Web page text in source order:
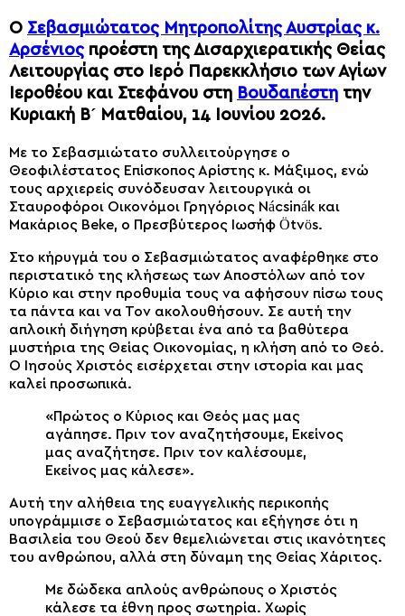
Ο Σεβασμιώτατος Μητροπολίτης Αυστρίας κ.
Αρσένιος προέστη της Δισαρχιερατικής Θείας
Λειτουργίας στο Ιερό Παρεκκλήσιο των Αγίων
Ιεροθέου και Στεφάνου στη Βουδαπέστη την
Κυριακή Β´ Ματθαίου, 14 Ιουνίου 2026.
Με το Σεβασμιώτατο συλλειτούργησε ο
Θεοφιλέστατος Επίσκοπος Αρίστης κ. Μάξιμος, ενώ
τους αρχιερείς συνόδευσαν λειτουργικά οι
Σταυροφόροι Οικονόμοι Γρηγόριος Nácsinák και
Μακάριος Beke, ο Πρεσβύτερος Ιωσήφ Ötvös.
Στο κήρυγμά του ο Σεβασμιώτατος αναφέρθηκε στο
περιστατικό της κλήσεως των Αποστόλων από τον
Κύριο και στην προθυμία τους να αφήσουν πίσω τους
τα πάντα και να Τον ακολουθήσουν. Σε αυτή την
απλοική διήγηση κρύβεται ένα από τα βαθύτερα
μυστήρια της Θείας Οικονομίας, η κλήση από το Θεό.
Ο Ιησούς Χριστός εισέρχεται στην ιστορία και μας
καλεί προσωπικά.
«Πρώτος ο Κύριος και Θεός μας μας
αγάπησε. Πριν τον αναζητήσουμε, Εκείνος
μας αναζήτησε. Πριν τον καλέσουμε,
Εκείνος μας κάλεσε».
Αυτή την αλήθεια της ευαγγελικής περικοπής
υπογράμμισε ο Σεβασμιώτατος και εξήγησε ότι η
Βασιλεία του Θεού δεν θεμελιώνεται στις ικανότητες
του ανθρώπου, αλλά στη δύναμη της Θείας Χάριτος.
Με δώδεκα απλούς ανθρώπους ο Χριστός
κάλεσε τα έθνη προς σωτηρία. Χωρίς